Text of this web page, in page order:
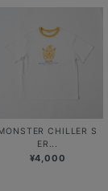
CHILLER S
ER...
¥4,000